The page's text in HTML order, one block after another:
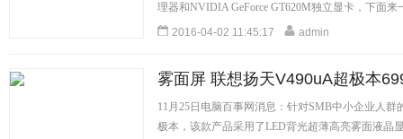
理器和NVIDIA GeForce GT620M独立显卡，下面来
参考价格：即将上市...
[详细]
2016-04-02 11:45:17 admin
雾面屏 联想扬天V490uA超极本
11月25日电脑百事网消息：针对SMB中小企业人
极本，该款产品采用了LED背光超薄高亮雾面液晶